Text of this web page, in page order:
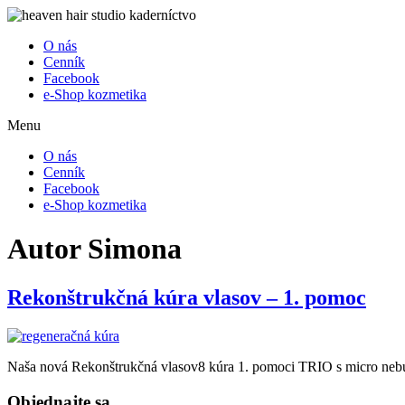
O nás
Cenník
Facebook
e-Shop kozmetika
Menu
O nás
Cenník
Facebook
e-Shop kozmetika
Autor Simona
Rekonštrukčná kúra vlasov – 1. pomoc
Naša nová Rekonštrukčná vlasov8 kúra 1. pomoci TRIO s micro